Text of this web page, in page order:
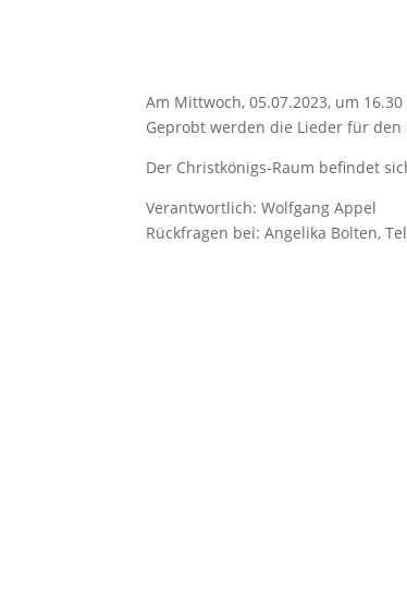
Am Mittwoch, 05.07.2023, um
Geprobt werden die Lieder für den
Der Christkönigs-Raum befindet
Verantwortlich: Wolfgang Appel
Rückfragen bei: Angelika Bolten,